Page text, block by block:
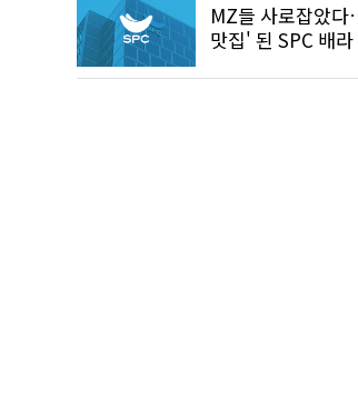
MZ들 사로잡았
맛집' 된 SPC 배라